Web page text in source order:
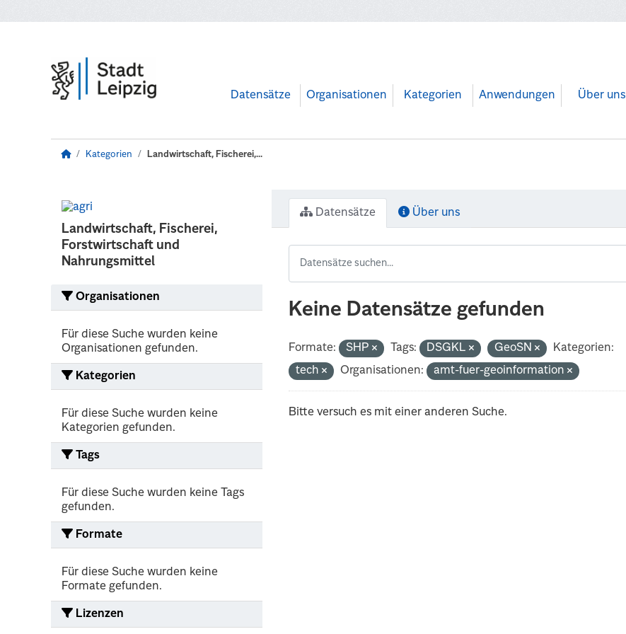
Datensätze Organisationen Kategorien Anwendungen Über uns
Kategorien Landwirtschaft, Fischerei,...
Landwirtschaft, Fischerei,
Forstwirtschaft und
Nahrungsmittel
Organisationen
Für diese Suche wurden keine
Organisationen gefunden.
Kategorien
Für diese Suche wurden keine
Kategorien gefunden.
Tags
Für diese Suche wurden keine Tags
gefunden.
Formate
Für diese Suche wurden keine
Formate gefunden.
Lizenzen
Datensätze Über uns
Keine Datensätze gefunden
Formate: SHP Tags: DSGKL GeoSN
Kategorien:
tech
Organisationen: amt-fuer-geoinformation
Bitte versuch es mit einer anderen Suche.